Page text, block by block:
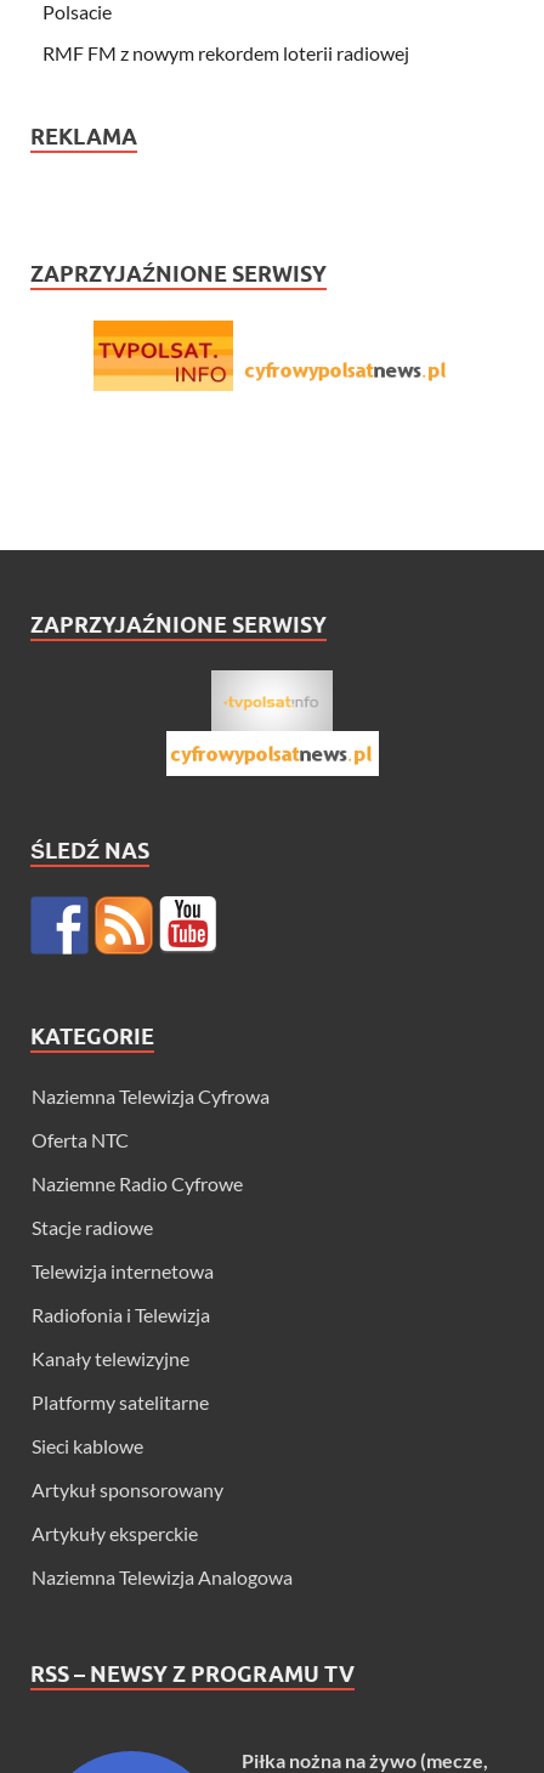
Polsacie
RMF FM z nowym rekordem loterii radiowej
REKLAMA
ZAPRZYJAŹNIONE SERWISY
ZAPRZYJAŹNIONE SERWISY
ŚLEDŹ NAS
KATEGORIE
Naziemna Telewizja Cyfrowa
Oferta NTC
Naziemne Radio Cyfrowe
Stacje radiowe
Telewizja internetowa
Radiofonia i Telewizja
Kanały telewizyjne
Platformy satelitarne
Sieci kablowe
Artykuł sponsorowany
Artykuły eksperckie
Naziemna Telewizja Analogowa
RSS – NEWSY Z PROGRAMU TV
Piłka nożna na żywo (mecze,